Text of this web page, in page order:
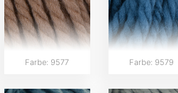
Farbe: 9577 Farbe: 9579